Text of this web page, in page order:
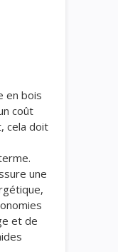
en bois
coût
cela doit
une
et de